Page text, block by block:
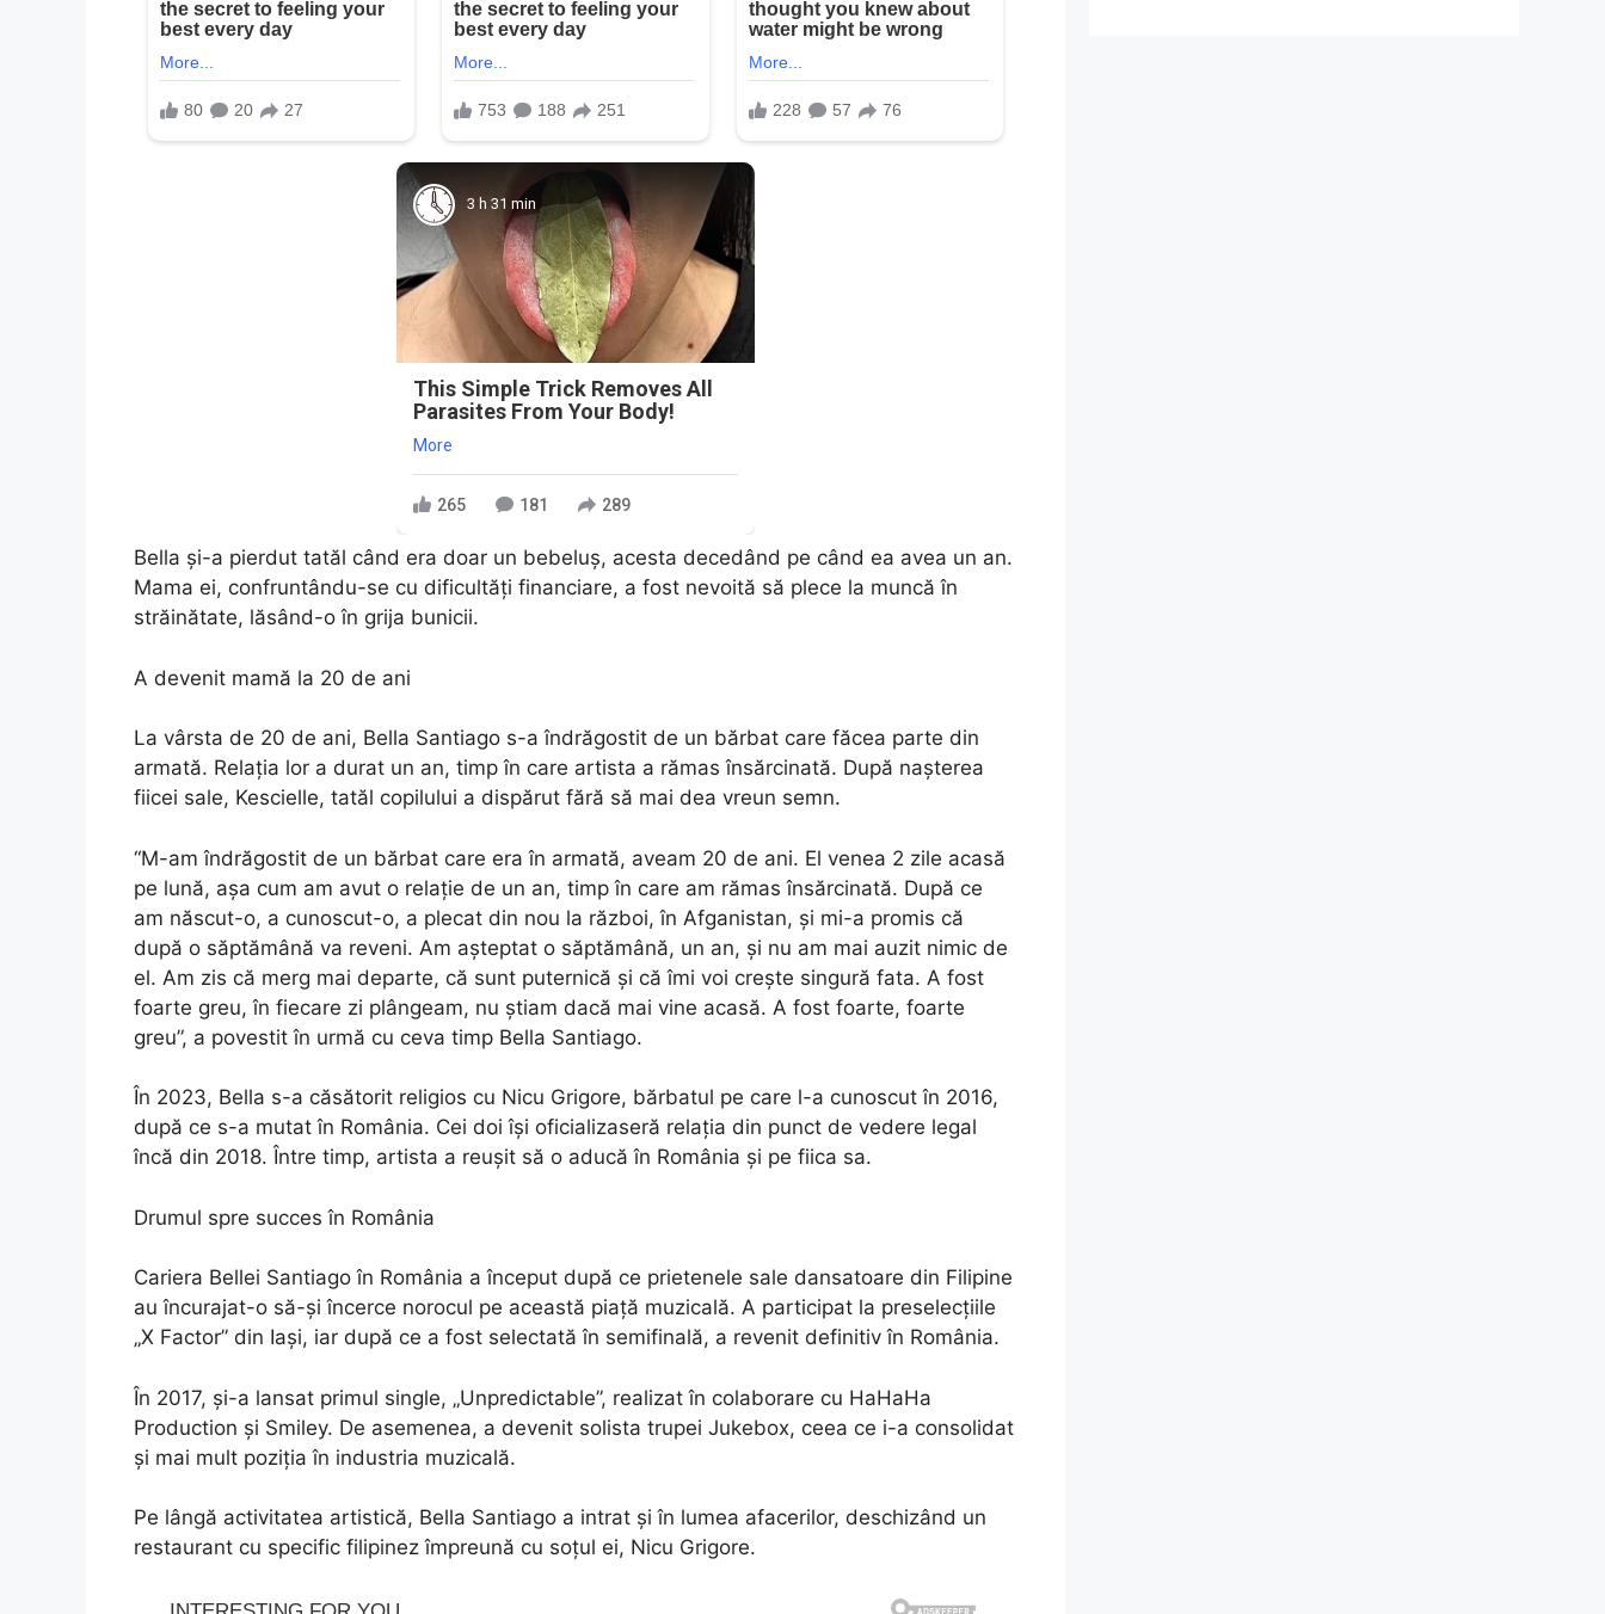
3 h 31 min
This Simple Trick Removes All
Parasites From Your Body!
More
265 181 289
Bella și-a pierdut tatăl când era doar un bebeluș, acesta decedând pe când ea avea un an.
Mama ei, confruntându-se cu dificultăți financiare, a fost nevoită să plece la muncă în
străinătate, lăsând-o în grija bunicii.
A devenit mamă la 20 de ani
La vârsta de 20 de ani, Bella Santiago s-a îndrăgostit de un bărbat care făcea parte din
armată. Relația lor a durat un an, timp în care artista a rămas însărcinată. După nașterea
fiicei sale, Kescielle, tatăl copilului a dispărut fără să mai dea vreun semn.
“M-am îndrăgostit de un bărbat care era în armată, aveam 20 de ani. El venea 2 zile acasă
pe lună, așa cum am avut o relație de un an, timp în care am rămas însărcinată. După ce
am născut-o, a cunoscut-o, a plecat din nou la război, în Afganistan, și mi-a promis că
după o săptămână va reveni. Am așteptat o săptămână, un an, și nu am mai auzit nimic de
el. Am zis că merg mai departe, că sunt puternică și că îmi voi crește singură fata. A fost
foarte greu, în fiecare zi plângeam, nu știam dacă mai vine acasă. A fost foarte, foarte
greu”, a povestit în urmă cu ceva timp Bella Santiago.
În 2023, Bella s-a căsătorit religios cu Nicu Grigore, bărbatul pe care l-a cunoscut în 2016,
după ce s-a mutat în România. Cei doi își oficializaseră relația din punct de vedere legal
încă din 2018. Între timp, artista a reușit să o aducă în România și pe fiica sa.
Drumul spre succes în România
Cariera Bellei Santiago în România a început după ce prietenele sale dansatoare din Filipine
au încurajat-o să-și încerce norocul pe această piață muzicală. A participat la preselecțiile
„X Factor” din Iași, iar după ce a fost selectată în semifinală, a revenit definitiv în România.
În 2017, și-a lansat primul single, „Unpredictable”, realizat în colaborare cu HaHaHa
Production și Smiley. De asemenea, a devenit solista trupei Jukebox, ceea ce i-a consolidat
și mai mult poziția în industria muzicală.
Pe lângă activitatea artistică, Bella Santiago a intrat și în lumea afacerilor, deschizând un
restaurant cu specific filipinez împreună cu soțul ei, Nicu Grigore.